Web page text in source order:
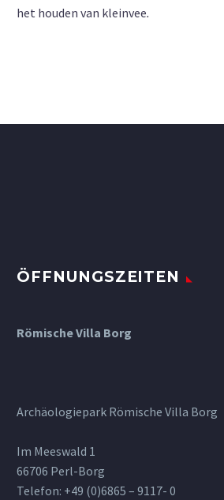
het houden van kleinvee.
ÖFFNUNGSZEITEN
Römische Villa Borg
Archäologiepark Römische Villa Borg
Im Meeswald 1
66706 Perl-Borg
Telefon: +49 (0)6865 – 9117- 0